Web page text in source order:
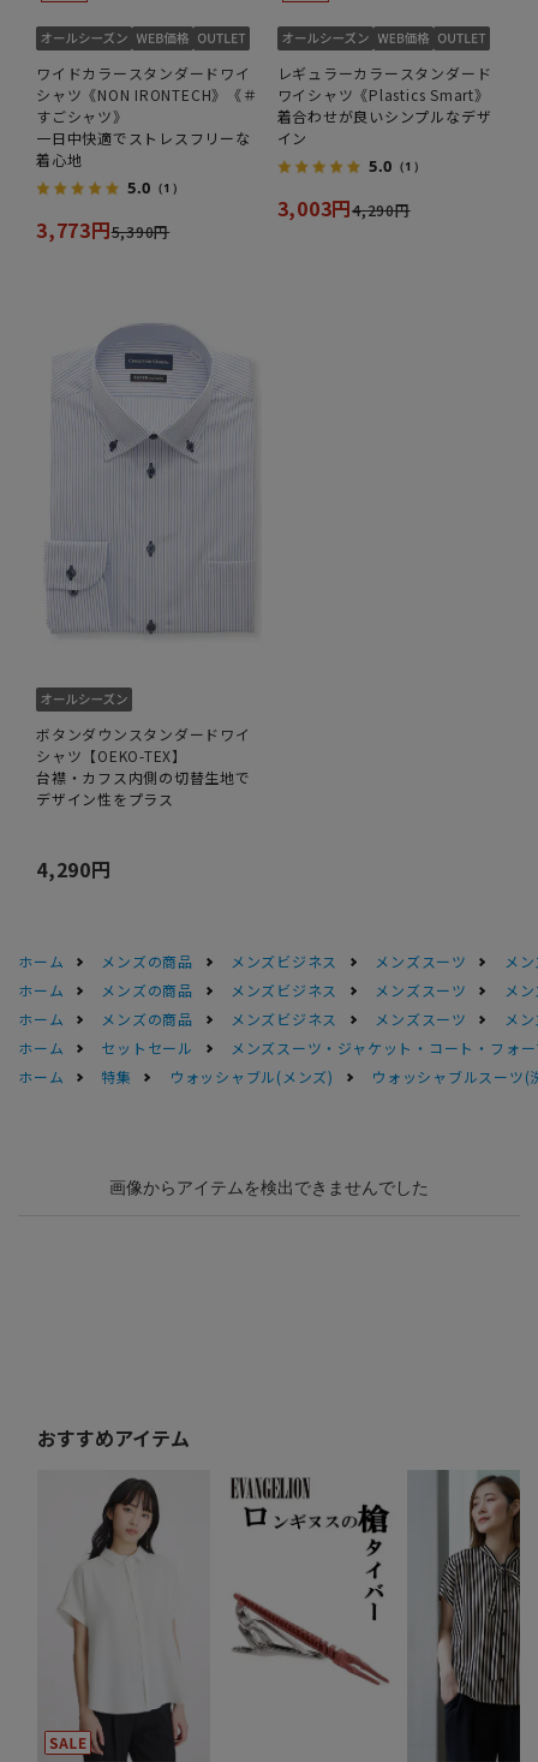
ワイドカラースタンダードワイ
シャツ《NON IRONTECH》《＃
すごシャツ》
一日中快適でストレスフリーな
着心地
5.0 （1）
3,773円5,390円
レギュラーカラースタンダード
ワイシャツ《Plastics Smart》
着合わせが良いシンプルなデザ
イン
5.0 （1）
3,003円4,290円
ボタンダウンスタンダードワイ
シャツ【OEKO-TEX】
台襟・カフス内側の切替生地で
デザイン性をプラス
4,290円
ホーム メンズの商品 メンズビジネス メンズスーツ
メ
ホーム
メンズの商品 メンズビジネス メンズスーツ
メ
ホーム
メンズの商品 メンズビジネス メンズスーツ
メ
ホーム
セットセール
メンズスーツ・ジャケット・コート・フォ
ホーム
特集 ウォッシャブル(メンズ) ウォッシャブルスーツ(